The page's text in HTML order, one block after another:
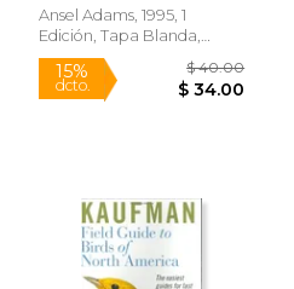
Rápido
Ansel Adams, 1995, 1
Edición, Tapa Blanda,
Nuevo